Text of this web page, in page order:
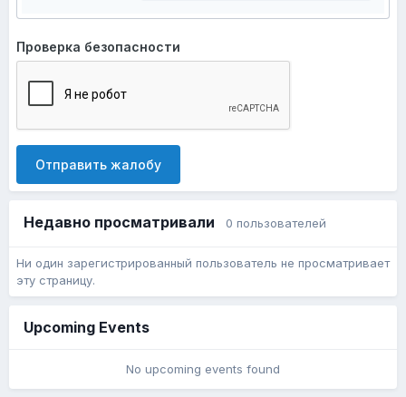
Проверка безопасности
Отправить жалобу
Недавно просматривали 0 пользователей
Ни один зарегистрированный пользователь не просматривает
эту страницу.
Upcoming Events
No upcoming events found